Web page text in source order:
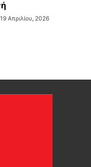
19 Απριλίου, 2026